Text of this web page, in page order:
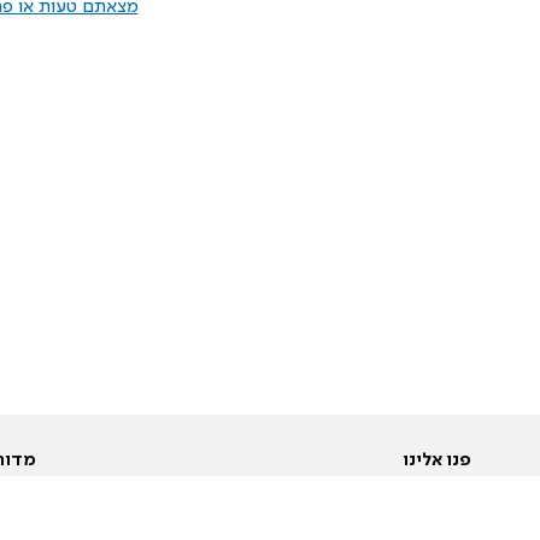
מצאתם טעות או
פנו אלינו